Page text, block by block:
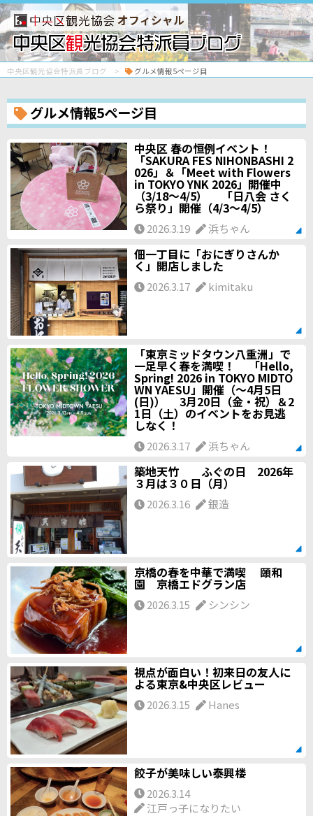
オフィシャル
中央区観光協会特派員ブログ グルメ情報5ページ目
グルメ情報5ページ目
中央区 春の恒例イベント！
「SAKURA FES NIHONBASHI 2
026」＆「Meet with Flowers
in TOKYO YNK 2026」開催中
（3/18～4/5） 「日八会 さく
ら祭り」開催（4/3～4/5）
2026.3.19 浜ちゃん
佃一丁目に「おにぎりさんか
く」開店しました
2026.3.17 kimitaku
「東京ミッドタウン八重洲」で
一足早く春を満喫！ 「Hello,
Spring! 2026 in TOKYO MIDTO
WN YAESU」開催（～4月5日
(日)） 3月20日（金・祝）＆2
1日（土）のイベントをお見逃
しなく！
2026.3.17 浜ちゃん
築地天竹 ふぐの日 2026年
３月は３０日（月）
2026.3.16 銀造
京橋の春を中華で満喫 頤和
園 京橋エドグラン店
2026.3.15 シンシン
視点が面白い！初来日の友人に
よる東京&中央区レビュー
2026.3.15 Hanes
餃子が美味しい泰興楼
2026.3.14
江戸っ子になりたい